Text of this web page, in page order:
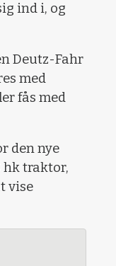
ind i, og
Deutz-Fahr
med
fås med
den nye
hk traktor,
vise